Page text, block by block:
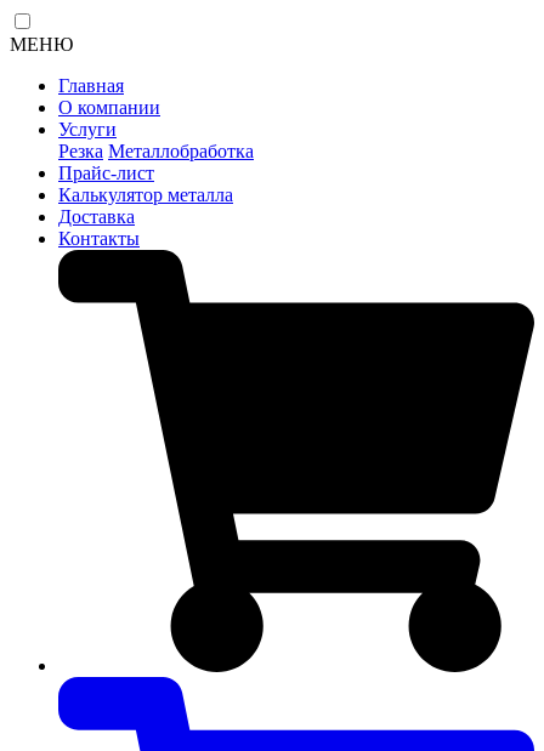
МЕНЮ
Главная
О компании
Услуги
Резка Металлобработка
Прайс-лист
Калькулятор металла
Доставка
Контакты